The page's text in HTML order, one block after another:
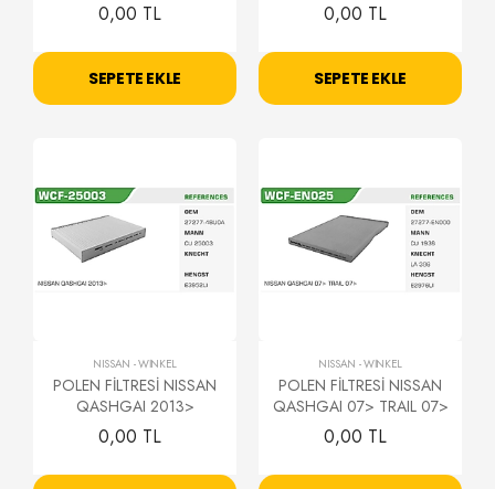
0,00 TL
SEPETE EKLE
0,00 TL
SEPETE EKLE
NISSAN -WİNKEL
POLEN FİLTRESİ NISSAN
QASHGAI 2013>
0,00 TL
NISSAN -WİNKEL
POLEN FİLTRESİ NISSAN
QASHGAI 07> TRAIL 07>
0,00 TL